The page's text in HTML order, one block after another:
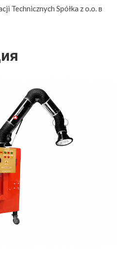
Technicznych Spółka z o.o. в